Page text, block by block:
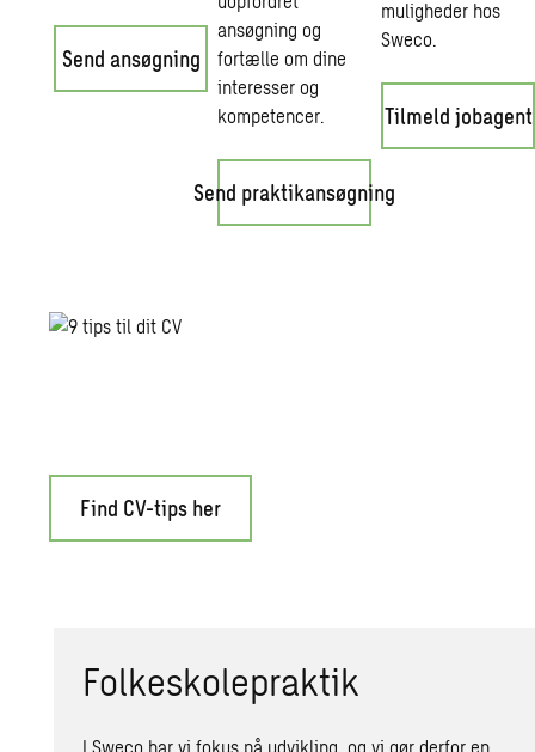
Send ansøgning
ansøgning og
fortælle om dine
interesser og
kompetencer.
Send praktikansøgning
muligheder hos
Sweco.
Tilmeld jobagent
Find CV-tips her
Folkeskolepraktik
I Sweco har vi fokus på udvikling, og vi gør derfor en